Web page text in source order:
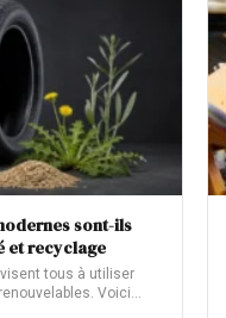
sont-ils
et recyclage
tous à utiliser
Voici…